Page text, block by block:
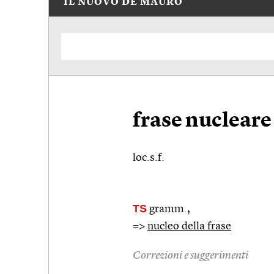
IL NUOVO DE MAURO
frase nucleare
loc.s.f.
TS gramm.,
=> nucleo della frase
Correzioni e suggerimenti